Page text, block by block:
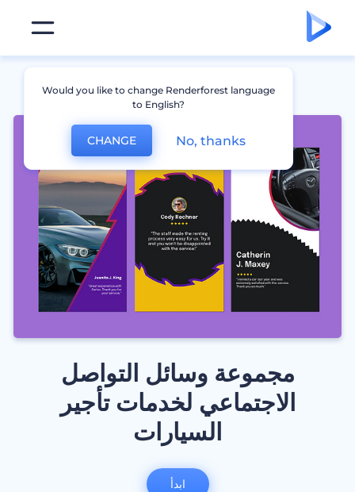
مجموعة وسائل التواصل
الاجتماعي لخدمات تأجير
السيارات
ابدأ
Would you like to change Renderforest language
to English?
CHANGE No, thanks